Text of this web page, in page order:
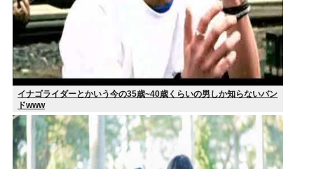
イナゴライダーとかいう今の35歳~40歳くらいの男しか知らないバン
ドwww